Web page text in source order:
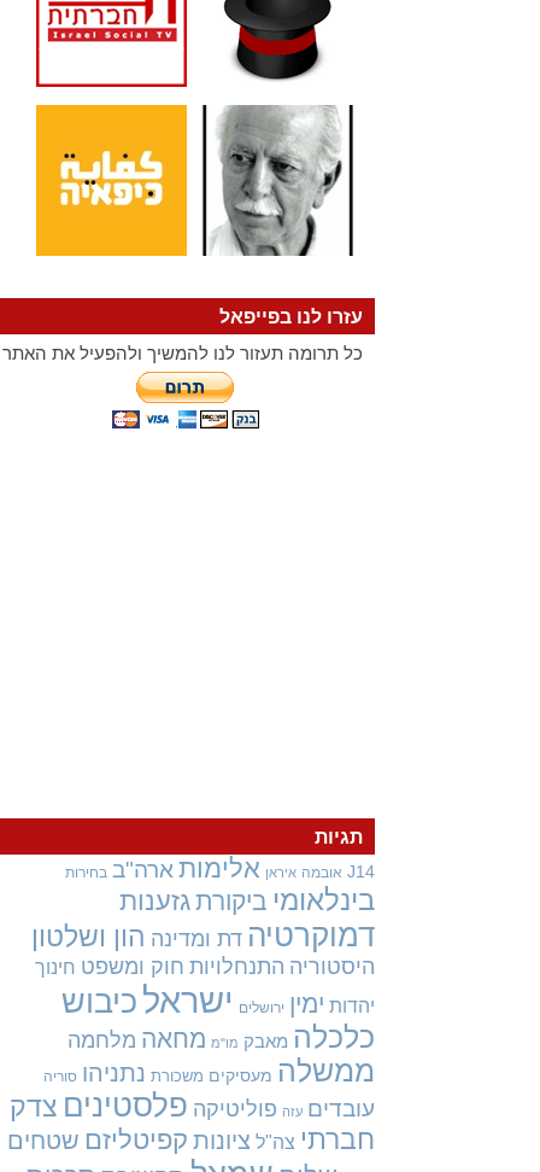
עזרו לנו בפייפאל
כל תרומה תעזור לנו להמשיך ולהפעיל את האתר
תגיות
J14 אובמה איראן אלימות ארה"ב בחירות
בינלאומיביקורתגזענות
דמוקרטיה דת ומדינההון ושלטון
היסטוריה התנחלויות חוק ומשפט חינוך
יהדות ימין ירושלים ישראלכיבוש
כלכלה מאבק מו"מ מחאהמלחמה
ממשלה מעסיקים משכורת נתניהו סוריה
עובדים עזה פוליטיקה פלסטיניםצדק
חברתי צה"ל ציונותקפיטליזםשטחים